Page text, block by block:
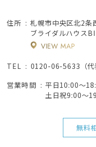
住所
札幌市中央区北2条
ブライダルハウス
VIEW MAP
TEL
0120-06-5633（代
営業時間
平日10:00～
土日祝9:00～
無料